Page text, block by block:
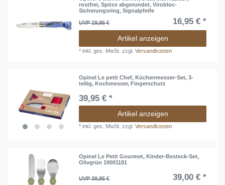
rostfrei, Spitze abgerundet, Virobloc-
Sicherungsring, Signalpfeife
UVP 19,95 €
16,95 € *
Artikel anzeigen
*inkl. ges. MwSt. zzgl.Versandkosten
Opinel Le petit Chef, Küchenmesser-Set, 3-
teilig, Kochmesser, Fingerschutz
39,95 € *
Artikel anzeigen
*inkl. ges. MwSt. zzgl.Versandkosten
Opinel Le Petit Gourmet, Kinder-Besteck-Set,
Olivgrün 10001181
UVP 39,95 € 39,00 € *